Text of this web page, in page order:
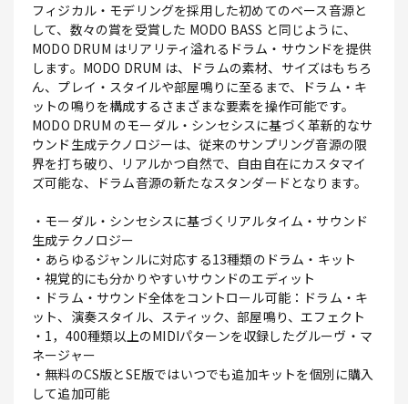
フィジカル・モデリングを採用した初めてのベース音源と
して、数々の賞を受賞した MODO BASS と同じように、
MODO DRUM はリアリティ溢れるドラム・サウンドを提供
します。MODO DRUM は、ドラムの素材、サイズはもちろ
ん、プレイ・スタイルや部屋鳴りに至るまで、ドラム・キ
ットの鳴りを構成するさまざまな要素を操作可能です。
MODO DRUM のモーダル・シンセシスに基づく革新的なサ
ウンド生成テクノロジーは、従来のサンプリング音源の限
界を打ち破り、リアルかつ自然で、自由自在にカスタマイ
ズ可能な、ドラム音源の新たなスタンダードとなります。
・モーダル・シンセシスに基づくリアルタイム・サウンド
生成テクノロジー
・あらゆるジャンルに対応する13種類のドラム・キット
・視覚的にも分かりやすいサウンドのエディット
・ドラム・サウンド全体をコントロール可能：ドラム・キ
ット、演奏スタイル、スティック、部屋鳴り、エフェクト
・1，400種類以上のMIDIパターンを収録したグルーヴ・マ
ネージャー
・無料のCS版とSE版ではいつでも追加キットを個別に購入
して追加可能